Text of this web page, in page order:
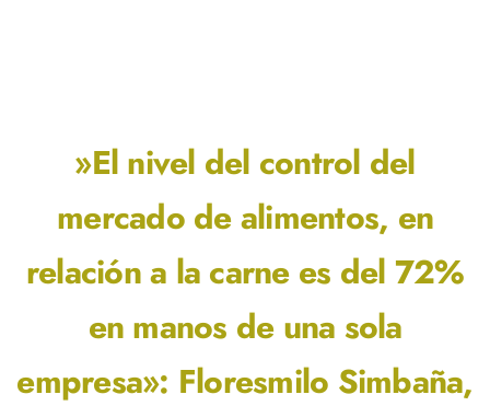
»El nivel del control del
mercado de alimentos, en
relación a la carne es del 72%
en manos de una sola
empresa»: Floresmilo Simbaña,